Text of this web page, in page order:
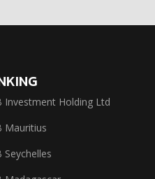
Investment Holding Ltd
Mauritius
Seychelles